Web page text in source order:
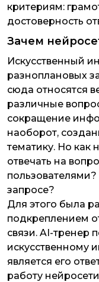
критериям:
достоверность
Зачем
Искусственный
разноплановых
сюда относятся
различные
сокращение
наоборот,
тематику. Но как
отвечать на
запросе?
Для этого была
подкреплением
связи. AI-тренер
искусственному
является его
работу